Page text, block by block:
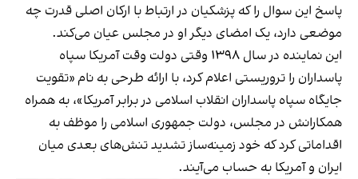
پاسخ این سوال را که پزشکیان در ارتباط با ارکان اصلی قدرت چه
موضعی دارد، یک امضای دیگر او در مجلس عیان می‌کند.
این نماینده در سال ۱۳۹۸ وقتی دولت وقت آمریکا سپاه
پاسداران را تروریستی اعلام کرد، با ارائه طرحی به نام «تقویت
جایگاه سپاه پاسداران انقلاب اسلامی در برابر آمریکا»، به همراه
همکارانش در مجلس، دولت جمهوری اسلامی را موظف به
اقداماتی کرد که خود زمینه‌ساز تشدید تنش‌های بعدی میان
ایران و آمریکا به حساب می‌آیند.